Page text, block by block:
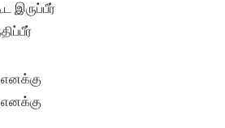
இருப்பீர்
எனக்கு
எனக்கு